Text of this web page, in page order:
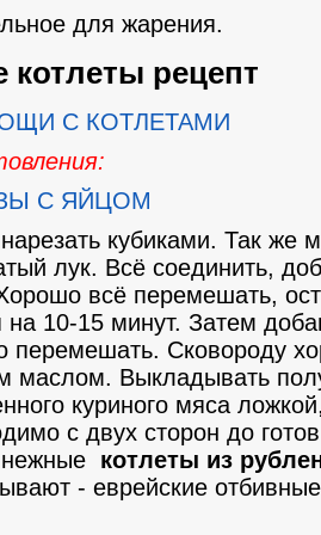
для жарения.
котлеты рецепт
С КОТЛЕТАМИ
С ЯЙЦОМ
кубиками. Так же
лук. Всё соединить,
всё перемешать,
на 10-15 минут. Затем
перемешать. Сковороду
маслом. Выкладывать
куриного мяса
с двух сторон до
нежные котлеты из
- еврейские